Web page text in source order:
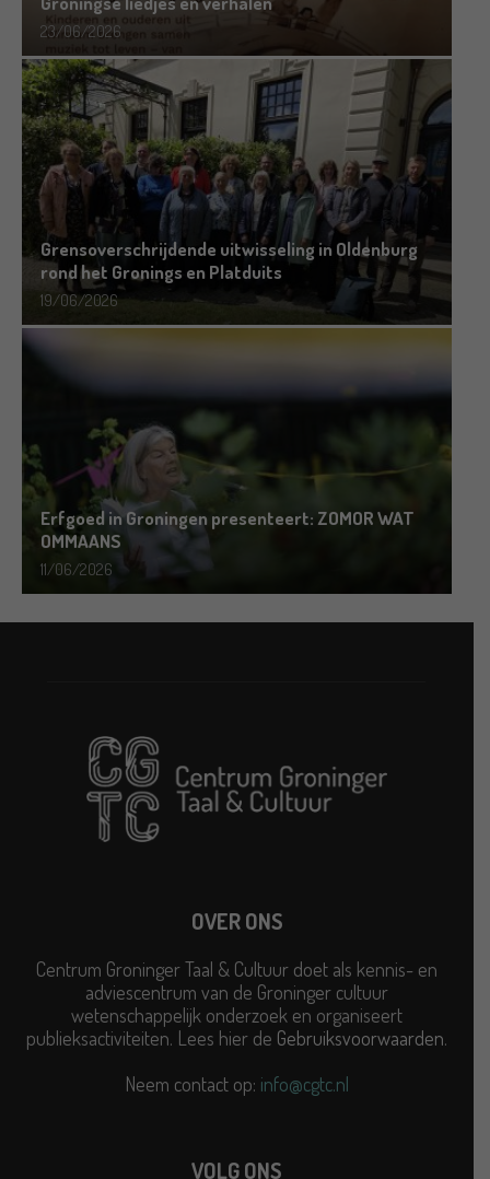
23/06/2026
Grensoverschrijdende uitwisseling in Oldenburg
rond het Gronings en Platduits
19/06/2026
Erfgoed in Groningen presenteert: ZOMOR WAT
OMMAANS
11/06/2026
OVER ONS
Centrum Groninger Taal & Cultuur doet als kennis- en
adviescentrum van de Groninger cultuur
wetenschappelijk onderzoek en organiseert
publieksactiviteiten. Lees hier de Gebruiksvoorwaarden.
Neem contact op: info@cgtc.nl
VOLG ONS